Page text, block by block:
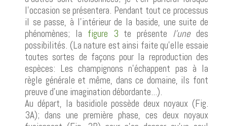
l'occasion se présentera. Pendant tout ce processus
il se passe, à l'intérieur de la baside, une suite de
phénomènes; la figure 3 te présente l'unedes
possibilités. (La nature est ainsi faite qu'elle essaie
toutes sortes de façons pour la reproduction des
espèces: Les champignons n'échappent pas à la
règle générale et même, dans ce domaine, ils font
preuve d'une imagination débordante...).
Au départ, la basidiole possède deux noyaux (Fig.
3A); dans une première phase, ces deux noyaux